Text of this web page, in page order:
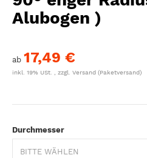
Alubogen )
ab 17,49 €
inkl. 19% USt. , zzgl. Versand (Paketversand)
Durchmesser
BITTE WÄHLEN